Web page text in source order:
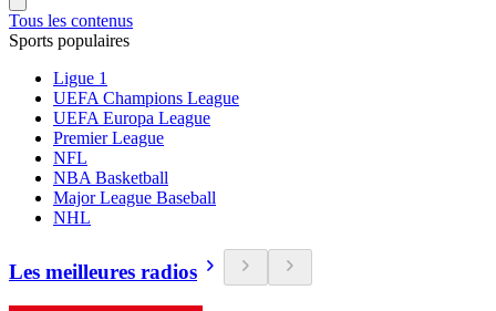
Tous les contenus
Sports populaires
Ligue 1
UEFA Champions League
UEFA Europa League
Premier League
NFL
NBA Basketball
Major League Baseball
NHL
Les meilleures radios